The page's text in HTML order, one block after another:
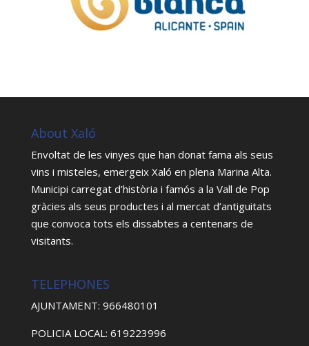
About Xaló
Envoltat de les vinyes que han donat fama als seus
vins i misteles, emergeix Xaló en plena Marina Alta.
Municipi carregat d’història i famós a la Vall de Pop
gràcies als seus productes i al mercat d’antiguitats
que convoca tots els dissabtes a centenars de
visitants.
TELEPHONES
AJUNTAMENT: 966480101
POLICIA LOCAL: 619223996